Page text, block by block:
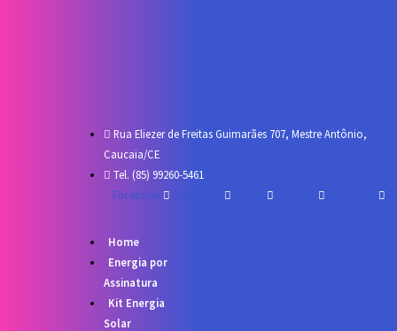
Rua Eliezer de Freitas Guimarães 707, Mestre Antônio,
Caucaia/CE
Tel. (85) 99260-5461
Facebook
Home
Energia por
Assinatura
Kit Energia
Solar